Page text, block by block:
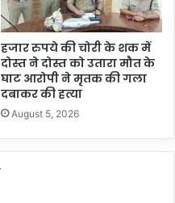
हजार रुपये की चोरी के शक में
दोस्त ने दोस्त को उतारा मौत के
घाट आरोपी ने मृतक की गला
दबाकर की हत्या
August 5, 2026